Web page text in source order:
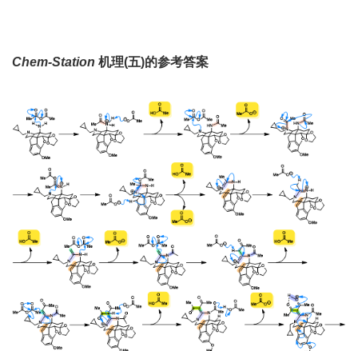
Chem-Station 机理(五)的参考答案